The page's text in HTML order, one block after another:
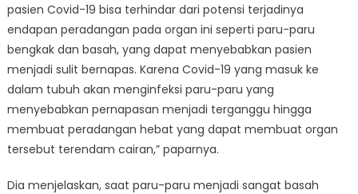
pasien Covid-19 bisa terhindar dari potensi terjadinya
endapan peradangan pada organ ini seperti paru-paru
bengkak dan basah, yang dapat menyebabkan pasien
menjadi sulit bernapas. Karena Covid-19 yang masuk ke
dalam tubuh akan menginfeksi paru-paru yang
menyebabkan pernapasan menjadi terganggu hingga
membuat peradangan hebat yang dapat membuat organ
tersebut terendam cairan,” paparnya.
Dia menjelaskan, saat paru-paru menjadi sangat basah